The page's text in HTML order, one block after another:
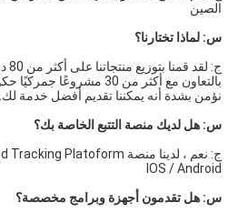
الصين
س: لماذا تختارنا؟
نؤمن بشدة أنه يمكننا تقديم أفضل خدمة لك.
س: هل لديك منصة التتبع الخاصة بك؟
IOS / Android
س: هل تقدمون أجهزة وبرامج مخصصة؟